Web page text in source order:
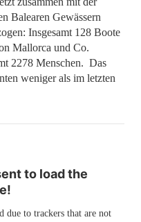
Balearen Gewässern
Insgesamt 128 Boote
Mallorca und Co.
2278 Menschen. Das
weniger als im letzten
to load the
due to trackers that are not